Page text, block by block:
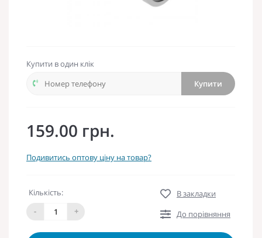
Купити в один клік
Купити
159.00 грн.
Подивитись оптову ціну на товар?
Кількість:
-
+
В закладки
До порівняння